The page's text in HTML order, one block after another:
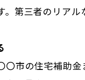
第三者のリア
〇市の住宅補助